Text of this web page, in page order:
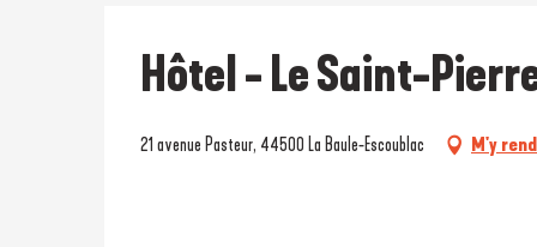
Hôtel - Le Saint-
21 avenue Pasteur, 44500 La Baule-Escoublac M'y